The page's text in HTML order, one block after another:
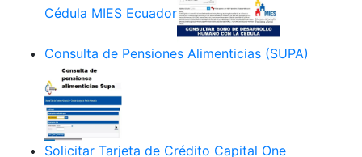
Cédula MIES Ecuador
Consulta de Pensiones Alimenticias (SUPA)
Solicitar Tarjeta de Crédito Capital One